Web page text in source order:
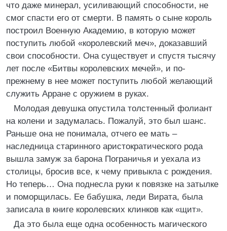
что даже минерал, усиливающий способности, не
смог спасти его от смерти. В память о сыне король
построил Военную Академию, в которую может
поступить любой «королевский меч», доказавший
свои способности. Она существует и спустя тысячу
лет после «Битвы королевских мечей», и по-
прежнему в нее может поступить любой желающий
служить Арране с оружием в руках.
Молодая девушка опустила толстенный фолиант
на колени и задумалась. Пожалуй, это был шанс.
Раньше она не понимала, отчего ее мать –
наследница старинного аристократического рода
вышла замуж за барона Пограничья и уехала из
столицы, бросив все, к чему привыкла с рождения.
Но теперь… Она поднесла руки к повязке на затылке
и поморщилась. Ее бабушка, леди Вирата, была
записала в книге королевских клинков как «щит».
Да это была еще одна особенность магического